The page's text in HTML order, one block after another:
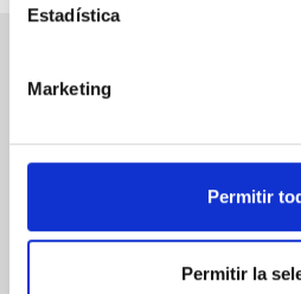
Estadística
Marketing
Permitir
Permitir la
presidencia@di-ca.es